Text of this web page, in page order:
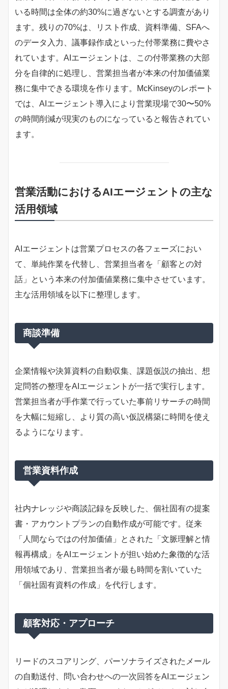
いる時間は全体の約30%に過ぎないとする調査があり
ます。残りの70%は、リスト作成、資料準備、SFAへ
のデータ入力、議事録作成といった付帯業務に費やさ
れています。AIエージェントは、この付帯業務の大部
分を自律的に処理し、営業担当者が本来の付加価値業
務に集中できる環境を作ります。McKinseyのレポート
では、AIエージェント導入により営業現場で30〜50%
の時間削減が現実のものになっていると報告されてい
ます。
営業活動におけるAIエージェントの主な
活用領域
AIエージェントは営業プロセスの各フェーズにおい
て、単純作業を代替し、営業担当者を「顧客との対
話」という本来の付加価値業務に集中させています。
主な活用領域を以下に整理します。
商談準備
企業情報や決算資料の自動収集、課題仮説の抽出、想
定問答の整理をAIエージェントが一括で実行します。
営業担当者が手作業で行っていた事前リサーチの時間
を大幅に短縮し、より質の高い仮説構築に時間を使え
るようになります。
営業資料作成
社内ナレッジや商談記録を反映した、個社固有の提案
書・アカウントプランの自動作成が可能です。従来
「人間ならではの付加価値」とされた「文脈理解と情
報再構成」をAIエージェントが担い始めた象徴的な活
用領域であり、営業担当者が最も時間を割いていた
「個社固有資料の作成」を代行します。
顧客対応・アプローチ
リードのスコアリング、パーソナライズされたメール
の自動送付、問い合わせへの一次回答をAIエージェン